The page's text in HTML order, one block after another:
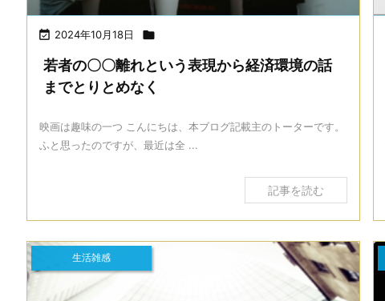
 2024年10月18日 
若者の〇〇離れという表現から経済環境の話
までとりとめなく
映画は趣味の一つ こんにちは、本ブログ記載主のトーターです。
ふと思ったのですが、最近は全 ...
記事を読む
生活雑感